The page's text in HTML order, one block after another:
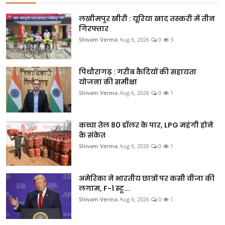
खेल
Videos
अपना राज्य - अपना शहर
जॉब - कैरियर
सिनेमा
विचार वार्ता
लाइफस्टाइल
टेक्नोलॉजी
अन्य
लखीमपुर खीरी : यूरिया खाद तस्करी में तीन
गिरफ्तार
Shivam Verma Aug 6, 2026 0 3
पिथौरागढ़ : गरीब कैदियों की सहायता
योजना की समीक्षा
Shivam Verma Aug 6, 2026 0 1
कच्चा तेल 80 डॉलर के पार, LPG महंगी होने
के संकेत
Shivam Verma Aug 6, 2026 0 1
अमेरिका ने भारतीय छात्रों पर कसी वीजा की
लगाम, F-1 स्टू...
Shivam Verma Aug 6, 2026 0 1